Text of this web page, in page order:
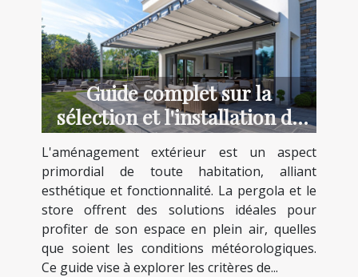
Guide complet sur la
sélection et l'installation de
pergolas et stores
L'aménagement extérieur est un aspect
primordial de toute habitation, alliant
esthétique et fonctionnalité. La pergola et le
store offrent des solutions idéales pour
profiter de son espace en plein air, quelles
que soient les conditions météorologiques.
Ce guide vise à explorer les critères de...